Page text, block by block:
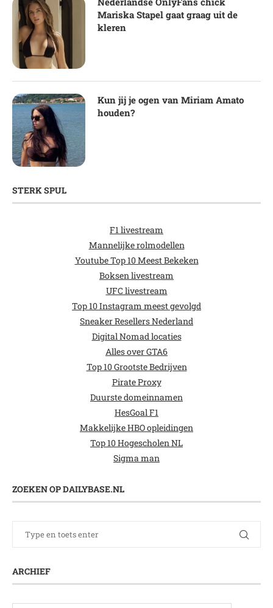
Mariska Stapel gaat graag uit de
kleren
Kun jij je ogen van Miriam Amato
houden?
STERK SPUL
F1 livestream
Mannelijke rolmodellen
Youtube Top 10 Meest Bekeken
Boksen livestream
UFC livestream
Top 10 Instagram meest gevolgd
Sneaker Resellers Nederland
Digital Nomad locaties
Alles over GTA6
Top 10 Grootste Bedrijven
Pirate Proxy
Duurste domeinnamen
HesGoal F1
Makkelijke HBO opleidingen
Top 10 Hogescholen NL
Sigma man
ZOEKEN OP DAILYBASE.NL
ARCHIEF